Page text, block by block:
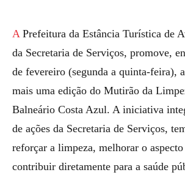
A Prefeitura da Estância Turística de Avaré, por meio
da Secretaria de Serviços, promove,
de fevereiro (segunda a quinta-feira),
mais uma edição do Mutirão da
Balneário Costa Azul. A iniciativa
de ações da Secretaria de Serviços,
reforçar a limpeza, melhorar o
contribuir diretamente para a saúde